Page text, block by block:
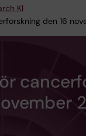
KI
den 16